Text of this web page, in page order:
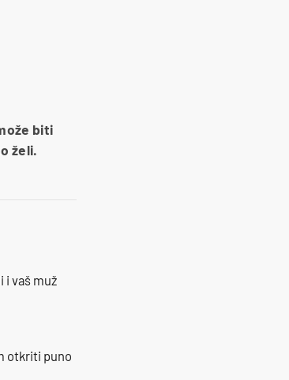
biti
želi.
i vaš muž
otkriti puno